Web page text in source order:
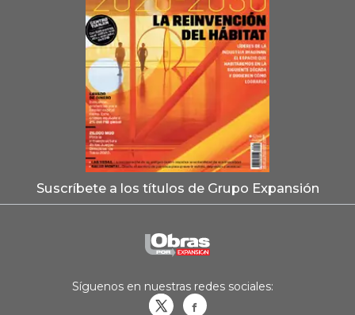
Suscríbete a los títulos de Grupo Expansión
Síguenos en nuestras redes sociales: